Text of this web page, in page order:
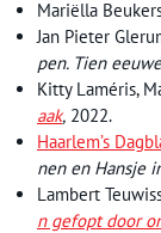
Mariëlla
Jan Pieter
pen. Tien
Kitty Laméris,
aak, 2022.
Haarlem’s
nen en Hansje
Lambert
n gefopt door